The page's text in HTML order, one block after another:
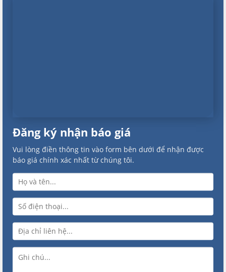
Đăng ký nhận báo giá
Vui lòng điền thông tin vào form bên dưới để nhận được
báo giá chính xác nhất từ chúng tôi.